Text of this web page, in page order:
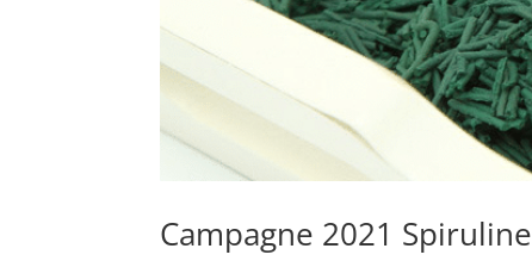
Campagne 2021